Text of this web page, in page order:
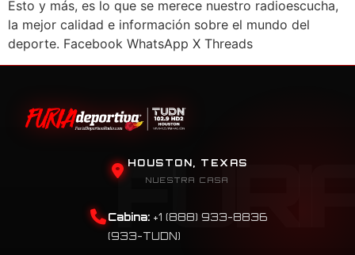
Esto y más, es lo que se merece nuestro radioescucha,
la mejor calidad e información sobre el mundo del
deporte. Facebook WhatsApp X Threads
HOUSTON, TEXAS
NUESTRA CASA
Cabina: +1 (888) 933-8836
(933-TUDN)